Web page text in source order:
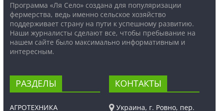
Программа «Ля Село» создана для популяризации
фермерства, ведь именно сельское хозяйство
поддерживает страну на пути к успешному развитию.
Наши журналисты сделают все, чтобы пребывание на
нашем сайте было максимально информативным и
интересным.
РАЗДЕЛЫ
АГРОТЕХНИКА
КОНТАКТЫ
Украина, г. Ровно, пер.